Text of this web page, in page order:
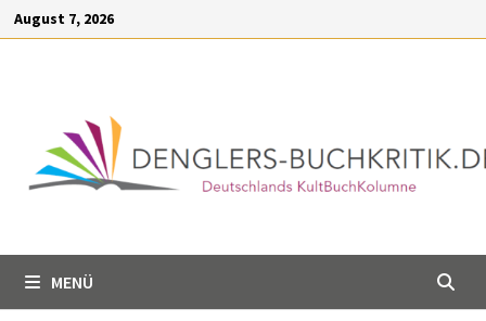
springen
August 7, 2026
MENÜ